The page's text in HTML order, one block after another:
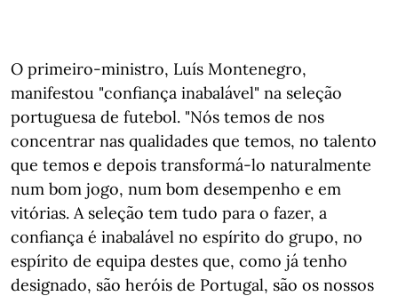
O primeiro-ministro, Luís Montenegro,
manifestou "confiança inabalável" na seleção
portuguesa de futebol. "Nós temos de nos
concentrar nas qualidades que temos, no talento
que temos e depois transformá-lo naturalmente
num bom jogo, num bom desempenho e em
vitórias. A seleção tem tudo para o fazer, a
confiança é inabalável no espírito do grupo, no
espírito de equipa destes que, como já tenho
designado, são heróis de Portugal, são os nossos